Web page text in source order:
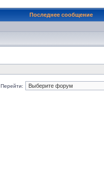
Последнее сообщение
Перейти: